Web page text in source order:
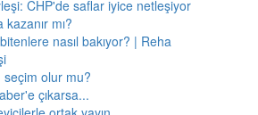
CHP'de saflar iyice netleşiyor
mı?
nasıl bakıyor? | Reha
seçim olur mu?
çıkarsa...